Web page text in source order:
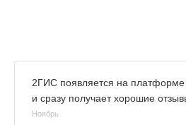
2ГИС появляется на платформе
и сразу получает хорошие
Ноябрь